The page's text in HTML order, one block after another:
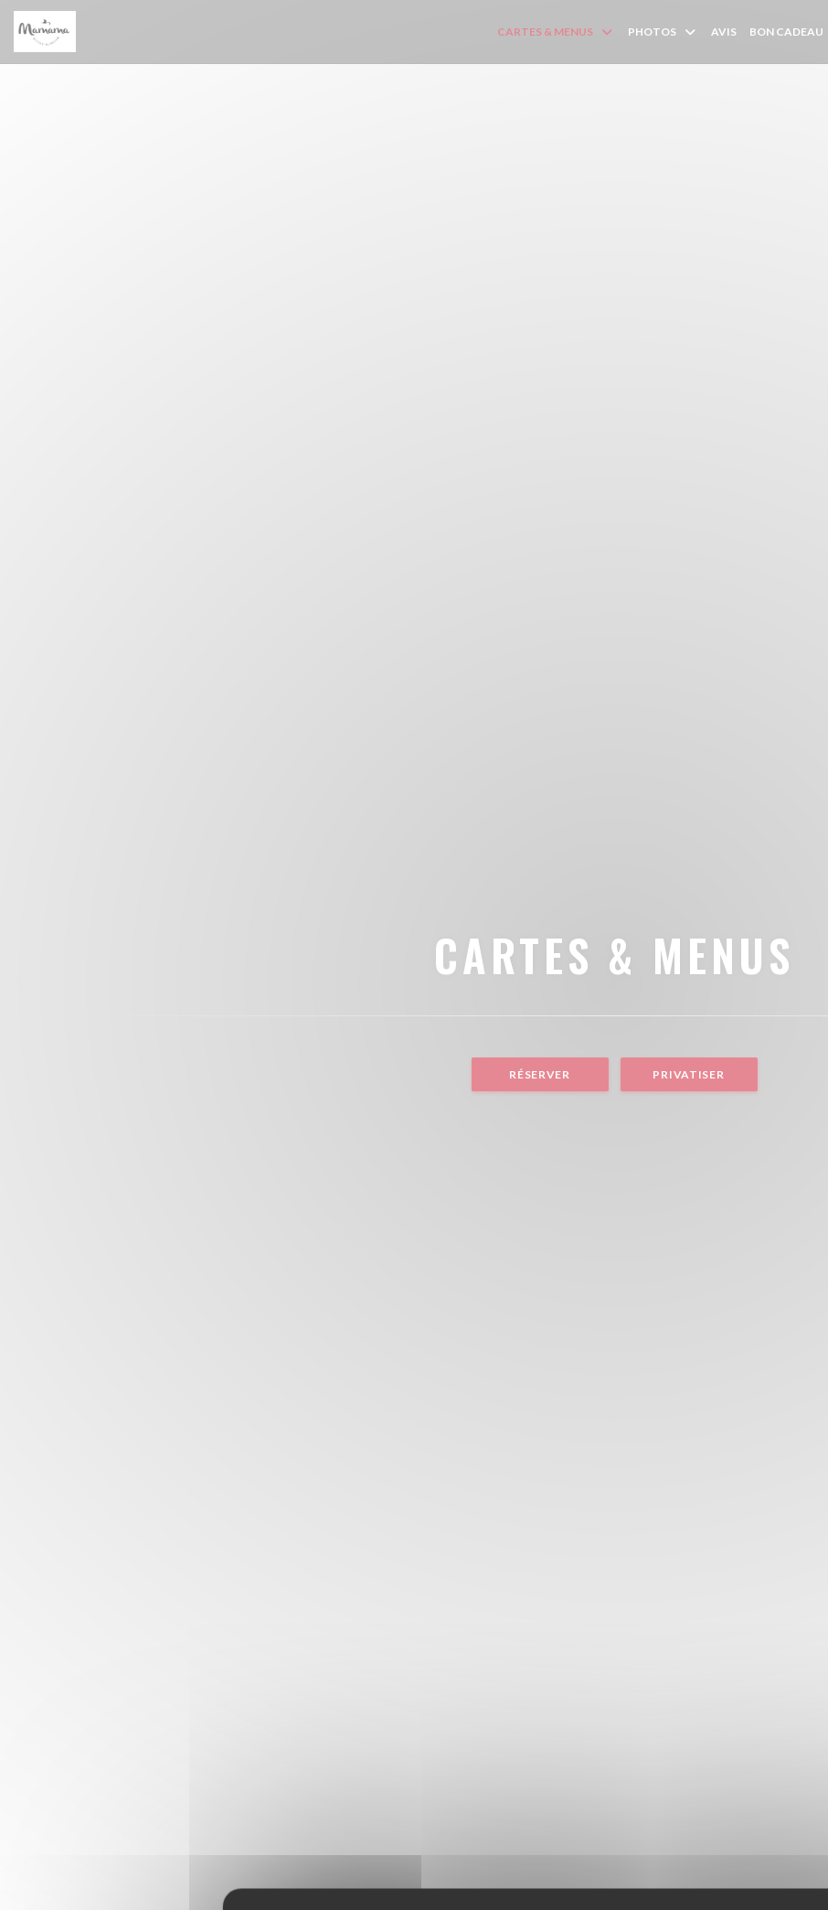
Personnalisation de vos choix en matière de cookies
CARTES & MENUS PHOTOS AVIS BON CADEAU
CARTES & MENUS
RÉSERVER PRIVATISER